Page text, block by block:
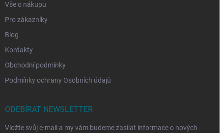
Vše o nákupu
Pro zákazníky
Blog
Kontakty
Obchodní podmínky
Podmínky ochrany Osobních údajů
ODEBÍRAT NEWSLETTER
Vložte svůj e-mail a my vám budeme zasílat informace o nových